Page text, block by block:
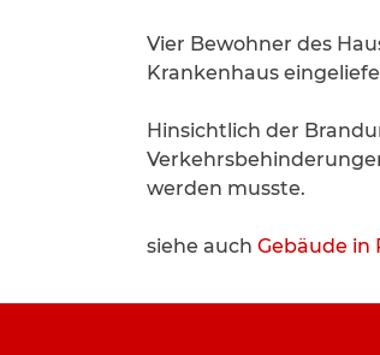
Vier Bewohner des
Krankenhaus
Hinsichtlich der
werden musste.
siehe auchGebäude in